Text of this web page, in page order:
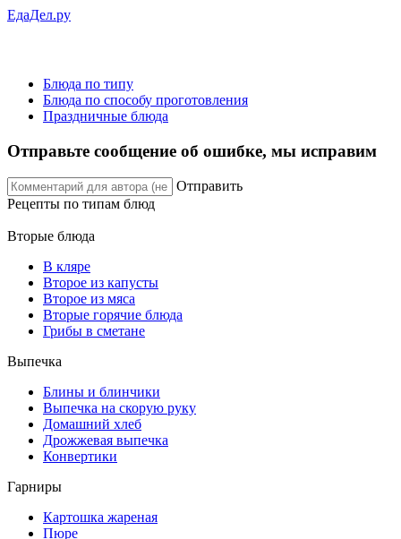
ЕдаДел.ру
Блюда по типу
Блюда по способу проготовления
Праздничные блюда
Отправьте сообщение об ошибке, мы исправим
Отправить
Рецепты по типам блюд
Вторые блюда
В кляре
Второе из капусты
Второе из мяса
Вторые горячие блюда
Грибы в сметане
Выпечка
Блины и блинчики
Выпечка на скорую руку
Домашний хлеб
Дрожжевая выпечка
Конвертики
Гарниры
Картошка жареная
Пюре